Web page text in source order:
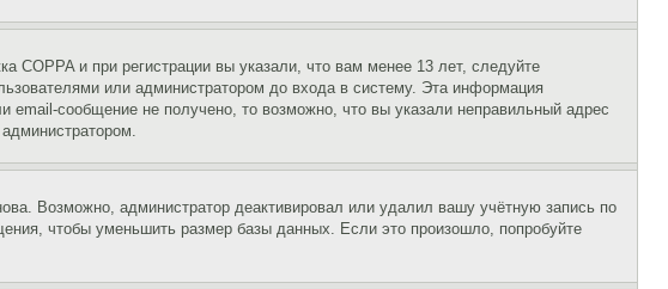
и при регистрации вы указали, что вам менее 13 лет, следуйте
или администратором до входа в систему. Эта информация
сообщение не получено, то возможно, что вы указали неправильный адрес
Возможно, администратор деактивировал или удалил вашу учётную запись по
чтобы уменьшить размер базы данных. Если это произошло, попробуйте